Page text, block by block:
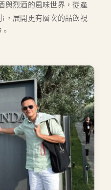
與烈酒的風味世界，從產
，展開更有層次的品飲視